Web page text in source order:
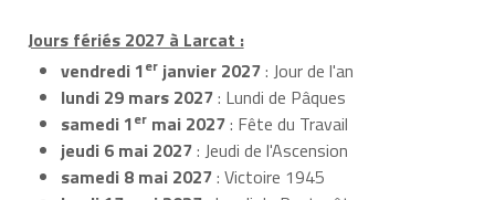
Jours fériés 2027 à Larcat :
vendredi 1er janvier 2027: Jour de l'an
lundi 29 mars 2027: Lundi de Pâques
samedi 1er mai 2027: Fête du Travail
jeudi 6 mai 2027: Jeudi de l'Ascension
samedi 8 mai 2027: Victoire 1945